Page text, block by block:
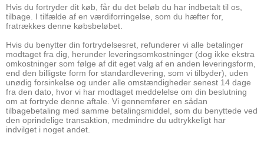
Hvis du fortryder dit køb, får du det beløb du har indbetalt til os,
tilbage. I tilfælde af en værdiforringelse, som du hæfter for,
fratrækkes denne købsbeløbet.
Hvis du benytter din fortrydelsesret, refunderer vi alle betalinger
modtaget fra dig, herunder leveringsomkostninger (dog ikke ekstra
omkostninger som følge af dit eget valg af en anden leveringsform,
end den billigste form for standardlevering, som vi tilbyder), uden
unødig forsinkelse og under alle omstændigheder senest 14 dage
fra den dato, hvor vi har modtaget meddelelse om din beslutning
om at fortryde denne aftale. Vi gennemfører en sådan
tilbagebetaling med samme betalingsmiddel, som du benyttede ved
den oprindelige transaktion, medmindre du udtrykkeligt har
indvilget i noget andet.